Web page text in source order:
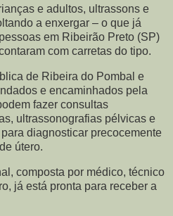
e adultos, ultrassons e
a enxergar – o que já
em Ribeirão Preto (SP)
com carretas do tipo.
de Ribeira do Pombal e
e encaminhados pela
fazer consultas
ultrassonografias pélvicas e
diagnosticar precocemente
útero.
composta por médico, técnico
já está pronta para receber a